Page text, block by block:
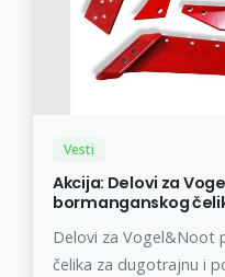
Vesti
Akcija: Delovi za
bormanganskog
Delovi za Vogel&Noot
čelika za dugotrajnu i